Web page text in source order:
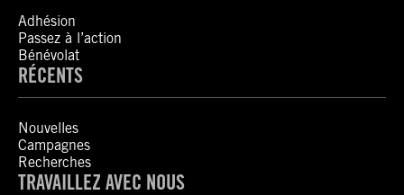
Adhésion
Passez à l’action
Bénévolat
RÉCENTS
Nouvelles
Campagnes
Recherches
TRAVAILLEZ AVEC NOUS